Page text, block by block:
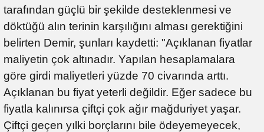
tarafından güçlü bir şekilde desteklenmesi ve
döktüğü alın terinin karşılığını alması gerektiğini
belirten Demir, şunları kaydetti: "Açıklanan fiyatlar
maliyetin çok altınadır. Yapılan hesaplamalara
göre girdi maliyetleri yüzde 70 civarında arttı.
Açıklanan bu fiyat yeterli değildir. Eğer sadece bu
fiyatla kalınırsa çiftçi çok ağır mağduriyet yaşar.
Çiftçi geçen yılki borçlarını bile ödeyemeyecek,